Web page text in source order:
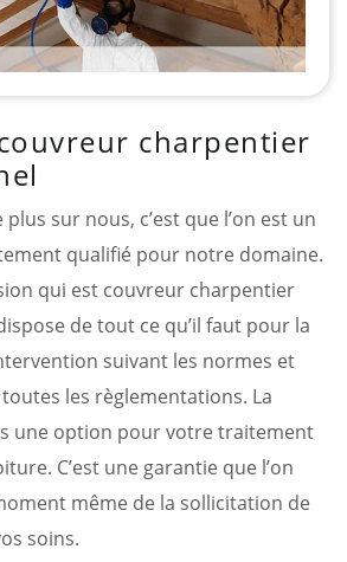
charpentier
plus sur nous, c’est que l’on est un
qualifié pour notre domaine.
qui est couvreur charpentier
de tout ce qu’il faut pour la
suivant les normes et
les règlementations. La
une option pour votre traitement
C’est une garantie que l’on
même de la sollicitation de
soins.